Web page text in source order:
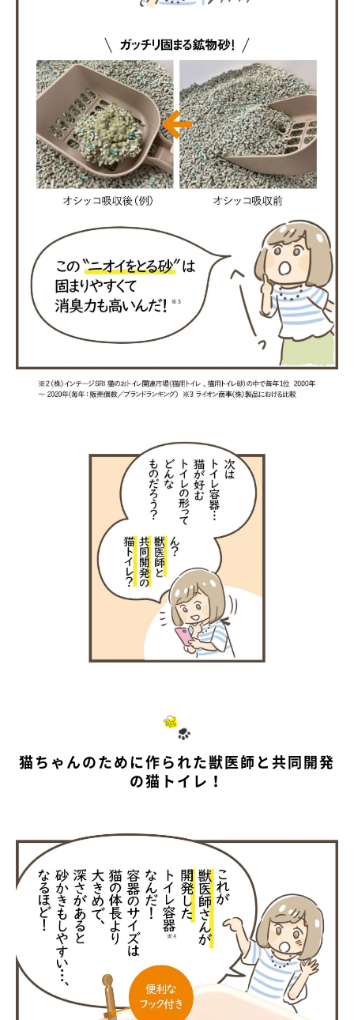
猫ちゃんのために作られた獣医師と共同開発
の猫トイレ！